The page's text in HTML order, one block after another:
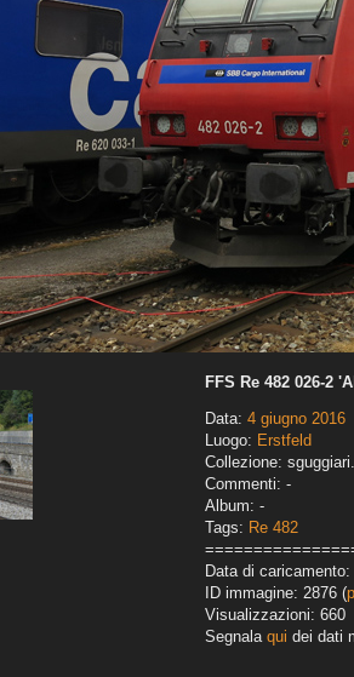
FFS Re 482 026-2
Data: 4 giugno 2016
Luogo: Erstfeld
Collezione:
Commenti: -
Album: -
Tags: Re 482
Data di
ID immagine: 2876 (
Visualizzazioni: 660
Segnala qui dei dati